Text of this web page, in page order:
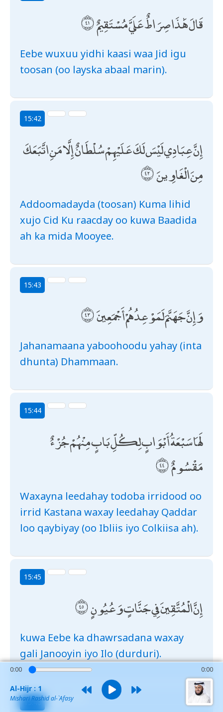
قَالَ هَٰذَا صِرَاطٌ عَلَيَّ مُسْتَقِيمٌ
Eebe wuxuu yidhi kaasi waa Jid igu
toosan (oo layska abaal marin).
15:42
إِنَّ عِبَادِي لَيْسَ لَكَ عَلَيْهِمْ سُلْطَانٌ إِلَّا مَنِ اتَّبَعَكَ
مِنَ الْغَاوِينَ
Addoomadayda (toosan) Kuma lihid
xujo Cid Ku raacday oo kuwa Baadida
ah ka mida Mooyee.
15:43
وَإِنَّ جَهَنَّمَ لَمَوْعِدُهُمْ أَجْمَعِينَ
Jahanamaana yaboohoodu yahay (inta
dhunta) Dhammaan.
15:44
لَهَا سَبْعَةُ أَبْوَابٍ لِكُلِّ بَابٍ مِنْهُمْ جُزْءٌ
مَقْسُومٌ
Waxayna leedahay todoba irridood oo
irrid Kastana waxay leedahay Qaddar
loo qaybiyay (oo Ibliis iyo Colkiisa ah).
15:45
إِنَّ الْمُتَّقِينَ فِي جَنَّاتٍ وَعُيُونٍ
kuwa Eebe ka dhawrsadana waxay
gali Janooyin iyo Ilo (durduri).
15:46
0:00 0:00
Al-Hijr : 1
Mishari Rashid al-`Afasy